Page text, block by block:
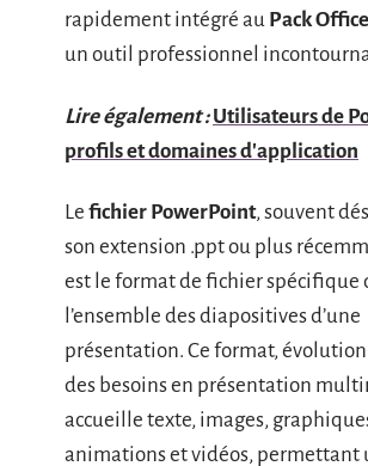
rapidement intégré au Pack Office
un outil professionnel
Lire également : Utilisateurs de
profils et domaines d'application
Le fichier PowerPoint, souvent
son extension .ppt ou plus
est le format de fichier spécifique
l’ensemble des diapositives d’une
présentation. Ce format,
des besoins en présentation
accueille texte, images,
animations et vidéos, permettant